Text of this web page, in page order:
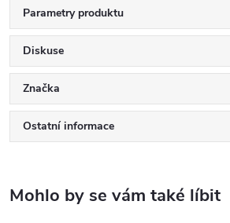
Parametry produktu
Diskuse
Značka
Ostatní informace